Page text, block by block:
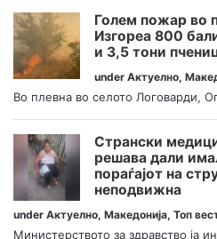
Голем пожар во
Изгореа 800
и 3,5 тони
under Актуелно,
Во плевна во селото Логоварди,
Странски
решава дали
пораѓајот на
неподвижна
under Актуелно, Македонија, Топ
Министерството за здравство ја